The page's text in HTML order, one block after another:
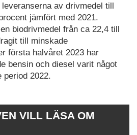
av drivmedel till
jämfört med 2021.
biodrivmedel från ca 22,4 till
till minskade
första halvåret 2023 har
bensin och diesel varit något
period 2022.
VILL LÄSA OM